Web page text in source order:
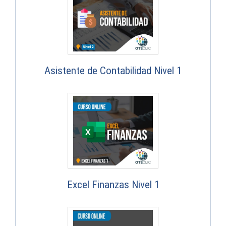
Asistente de Contabilidad Nivel 1
Excel Finanzas Nivel 1